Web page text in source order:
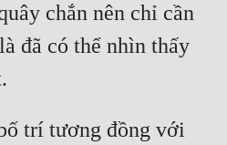
chắn nên chỉ cần
đã có thể nhìn thấy
trí tương đồng với